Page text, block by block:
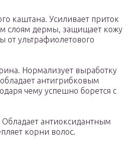
каштана. Усиливает приток
слоям дермы, защищает кожу
от ультрафиолетового
Нормализует выработку
антигрибковым
чему успешно борется с
Обладает антиоксидантным
корни волос.